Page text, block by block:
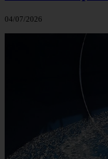
04/07/2026